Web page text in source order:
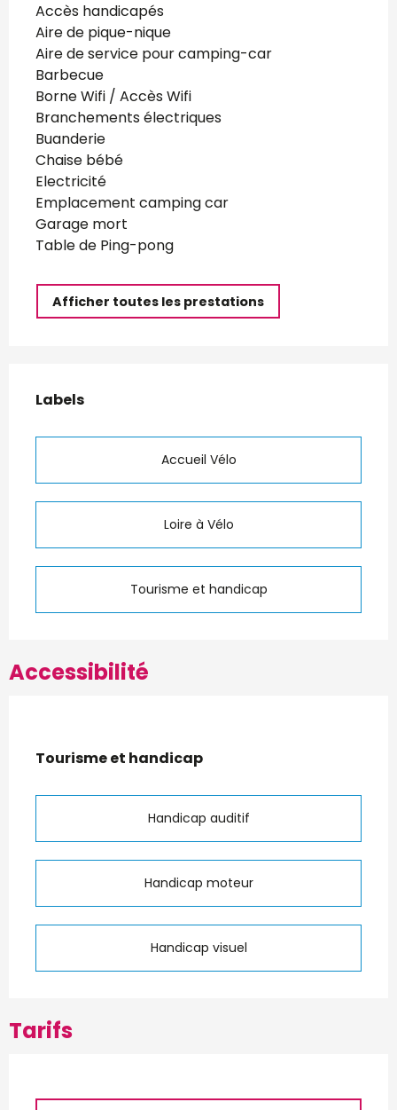
Accès handicapés
Aire de pique-nique
Aire de service pour camping-car
Barbecue
Borne Wifi / Accès Wifi
Branchements électriques
Buanderie
Chaise bébé
Electricité
Emplacement camping car
Garage mort
Table de Ping-pong
Afficher toutes les prestations
Offres de prestations
Labels
Labels
Accueil Vélo
Loire à Vélo
Tourisme et handicap
Accessibilité
Tourisme et handicap
Tourisme et handicap
Handicap auditif
Handicap moteur
Handicap visuel
Tarifs